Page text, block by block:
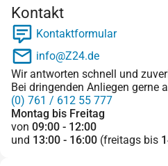
Kontakt
Kontaktformular
info@Z24.de
Wir antworten schnell und
Bei dringenden Anliegen gerne
(0) 761 / 612 55 777
Montag bis Freitag
von 09:00 - 12:00
und 13:00 - 16:00 (freitags bis